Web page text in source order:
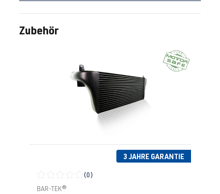
Produktgalerie überspringen
Zubehör
3 JAHRE GARANTIE
Durchschnittliche Bewertung von 0 von 5 Sternen
(0)
BAR-TEK®